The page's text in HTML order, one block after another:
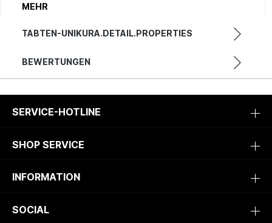
MEHR
TABTEN-UNIKURA.DETAIL.PROPERTIES
BEWERTUNGEN
SERVICE-HOTLINE
SHOP SERVICE
INFORMATION
SOCIAL